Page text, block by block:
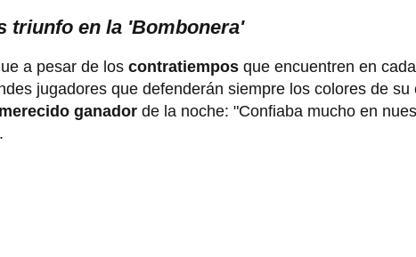
triunfo en la 'Bombonera'
a pesar de los contratiempos que encuentren en
jugadores que defenderán siempre los colores de
merecido ganador de la noche: "Confiaba mucho en